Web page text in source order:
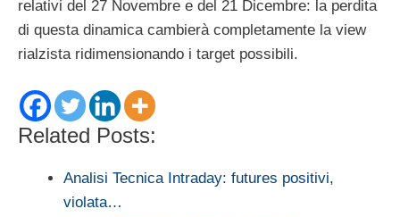
relativi del 27 Novembre e del 21 Dicembre: la perdita
di questa dinamica cambierà completamente la view
rialzista ridimensionando i target possibili.
Related Posts:
Analisi Tecnica Intraday: futures positivi,
violata…